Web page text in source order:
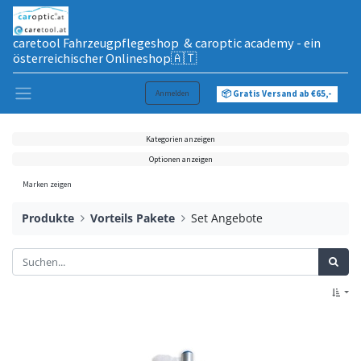
caretool Fahrzeugpflegeshop & caroptic academy - ein
österreichischer Onlineshop🇦🇹
Anmelden 📦 Gratis Versand ab €65,-
Kategorien anzeigen
Optionen anzeigen
Marken zeigen
Produkte Vorteils Pakete Set Angebote